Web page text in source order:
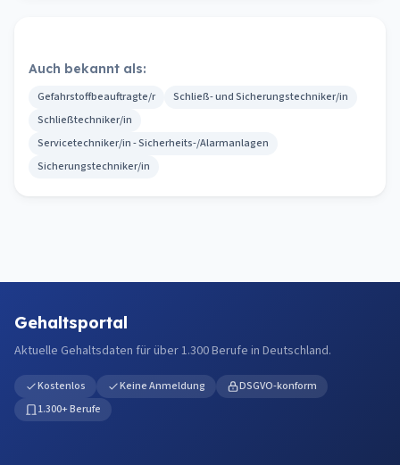
Auch bekannt als:
Gefahrstoffbeauftragte/r
Schließ- und Sicherungstechniker/in
Schließtechniker/in
Servicetechniker/in - Sicherheits-/Alarmanlagen
Sicherungstechniker/in
Gehaltsportal
Aktuelle Gehaltsdaten für über 1.300 Berufe in Deutschland.
Kostenlos Keine Anmeldung
DSGVO-konform
1.300+ Berufe